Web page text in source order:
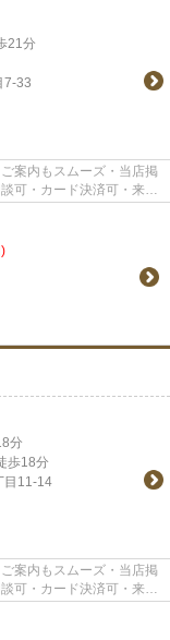
21分
7-33
案内もスムーズ・当店掲
可・カード決済可・来店
分
歩18分
目11-14
案内もスムーズ・当店掲
可・カード決済可・来店